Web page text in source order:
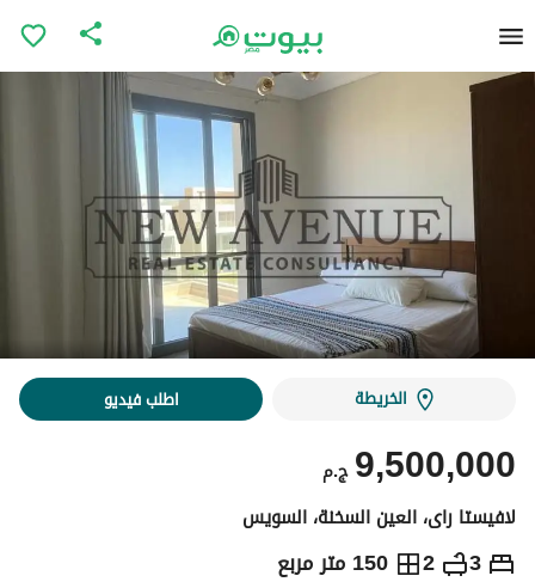
الخريطة اطلب فيديو
ج.م 9,500,000
لافيستا راى، العين السخنة، السويس
3
2 150 متر مربع ج.م 9,500,000